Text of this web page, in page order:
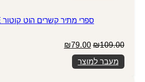
ספרי מתיר קשרים הוט קוטור LA BEAUTE
₪109.00
המחיר
המקורי
היה:
₪109.00.
₪79.00
מעבר למוצר